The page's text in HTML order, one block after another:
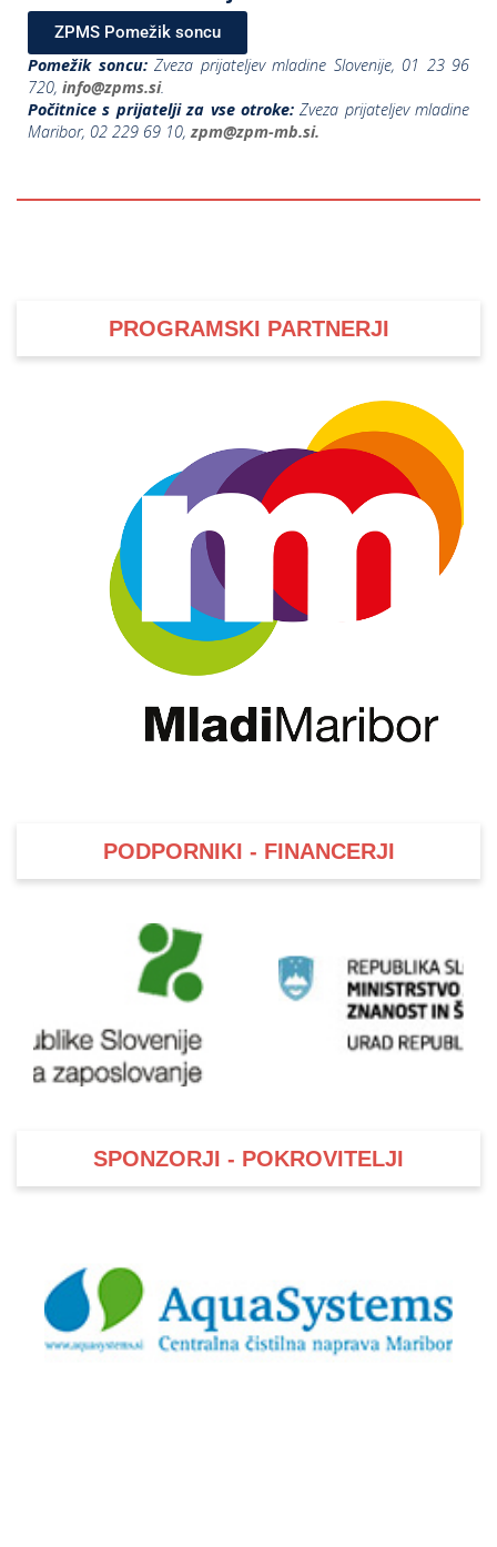
ZPMS Pomežik soncu
Pomežik soncu:Zveza prijateljev mladine Slovenije, 01 23 96
720, info@zpms.si.
Počitnice s prijatelji za vse otroke:Zveza prijateljev mladine
Maribor, 02 229 69 10, zpm@zpm-mb.si.
PROGRAMSKI PARTNERJI
PODPORNIKI - FINANCERJI
SPONZORJI - POKROVITELJI